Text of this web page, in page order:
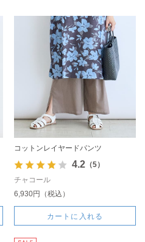
コットンレイヤードパンツ
4.2（5）
チャコール
6,930円（税込）
カートに入れる